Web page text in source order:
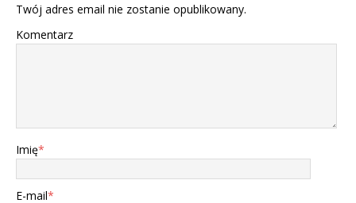
Twój adres email nie zostanie opublikowany.
Komentarz
Imię*
E-mail*